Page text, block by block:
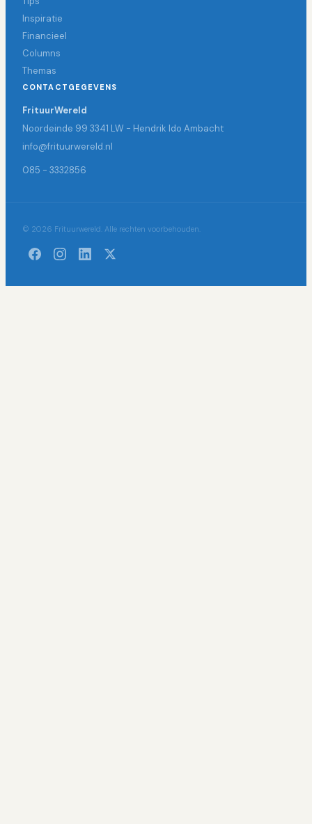
Inspiratie
Financieel
Columns
Themas
CONTACTGEGEVENS
FrituurWereld
Noordeinde 99 3341 LW - Hendrik Ido Ambacht
info@frituurwereld.nl
085 - 3332856
© 2026 Frituurwereld. Alle rechten voorbehouden.